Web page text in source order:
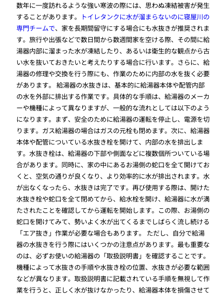
数年に一度訪れるような強い寒波の際には、思わぬ凍結被害が発生
することがあります。
トイレタンクに水が溜まらないのに寝屋川の
専門チームで、家を長期間留守にする場合にも水抜きが推奨されま
す。旅行や出張などで数日間から数週間家を空ける際、その間に給
湯器内部に溜まった水が凍結したり、あるいは衛生的な観点から古
い水を抜いておきたいと考えたりする場合に行います。さらに、給
湯器の修理や交換を行う際にも、作業のために内部の水を抜く必要
があります。 給湯器の水抜きは、基本的に給湯器本体や配管内部
の水を外部に排出する作業です。具体的な手順は、給湯器のメーカ
ーや機種によって異なりますが、一般的な流れとしては以下のよう
になります。まず、安全のために給湯器の運転を停止し、電源を切
ります。ガス給湯器の場合はガスの元栓も閉めます。次に、給湯器
本体や配管についている水抜き栓を開けて、内部の水を排出しま
す。水抜き栓は、給湯器の下部や側面などに複数個所ついている場
合があります。同時に、家の中にあるお湯側の蛇口を全て開けてお
くと、空気の通りが良くなり、より効率的に水が排出されます。水
が出なくなったら、水抜きは完了です。再び使用する際は、開けた
水抜き栓や蛇口を全て閉めてから、給水栓を開け、給湯器に水が満
たされたことを確認してから運転を開始します。この際、お湯側の
蛇口を開けてみて、勢いよく水が出てくるまでしばらく流し続ける
「エア抜き」作業が必要な場合もあります。 ただし、自分で給湯
器の水抜きを行う際にはいくつかの注意点があります。最も重要な
のは、必ずお使いの給湯器の「取扱説明書」を確認することです。
機種によって水抜きの手順や水抜き栓の位置、水抜きが必要な範囲
などが異なります。取扱説明書に記載されている手順を無視して作
業を行うと、正しく水が抜けなかったり、給湯器本体を損傷させて